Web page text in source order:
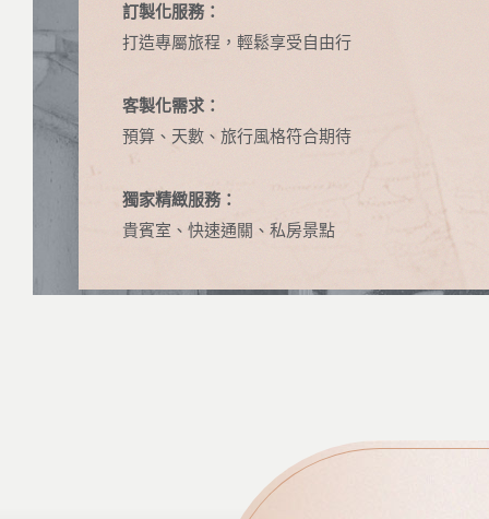
訂製化服務：
打造專屬旅程，輕鬆享受自由行
客製化需求：
預算、天數、旅行風格符合期待
獨家精緻服務：
貴賓室、快速通關、私房景點